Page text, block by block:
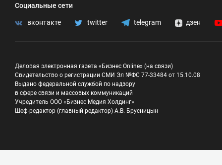
Социальные сети
вконтакте twitter telegram дзен
Деловая электронная газета «Бизнес Online» (на связи)
Свидетельство о регистрации СМИ Эл №ФС 77-33484 от 15.10.08
Выдано федеральной службой по надзору
в сфере связи и массовых коммуникаций
Учредитель ООО «Бизнес Медия Холдинг»
Шеф-редактор (главный редактор) А.В. Брусницын